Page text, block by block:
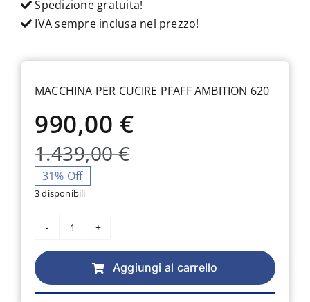
Spedizione gratuita!
IVA sempre inclusa nel prezzo!
MACCHINA PER CUCIRE PFAFF AMBITION 620
1.439,00€
Il
prezzo
originale
era:
1.439,00 €.
990,00 €
Il
prezzo
attuale
è:
990,00 €.
31% Off
3 disponibili
Macchina
per
cucire
Ambition
Aggiungi al carrello